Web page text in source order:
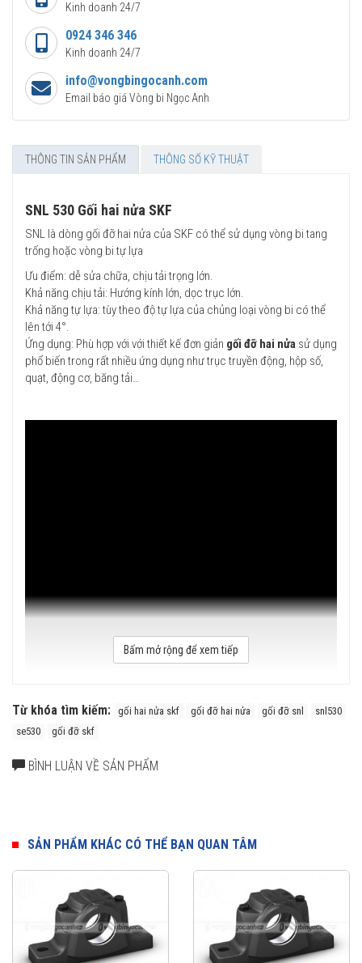
Kinh doanh 24/7
0924 346 346
Kinh doanh 24/7
info@vongbingocanh.com
Email báo giá Vòng bi Ngọc Anh
THÔNG TIN SẢN PHẨM THÔNG SỐ KỸ THUẬT
SNL 530 Gối hai nửa SKF
SNL là dòng gối đỡ hai nửa của SKF có thể sử dụng vòng bi tang
trống hoặc vòng bi tự lựa
Ưu điểm: dễ sửa chữa, chịu tải trọng lớn.
Khả năng chịu tải: Hướng kính lớn, dọc trục lớn.
Khả năng tự lựa: tùy theo độ tự lựa của chủng loại vòng bi có thể
lên tới 4°.
Ứng dụng: Phù hợp với với thiết kế đơn giản gối đỡ hai nửa sử dụng
phổ biến trong rất nhiều ứng dụng như trục truyền động, hộp số,
quạt, động cơ, băng tải…
Bấm mở rộng để xem tiếp
Từ khóa tìm kiếm: gối hai nửa skf gối đỡ hai nửa gối đỡ snl
snl530
se530
gối đỡ skf
BÌNH LUẬN VỀ SẢN PHẨM
SẢN PHẨM KHÁC CÓ THỂ BẠN QUAN TÂM